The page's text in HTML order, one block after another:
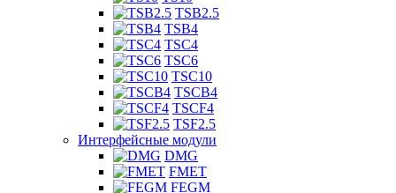
TSB2.5
TSB4
TSC4
TSC6
TSC10
TSCB4
TSCF4
TSF2.5
Интерфейсные модули
DMG
FMET
FEGM